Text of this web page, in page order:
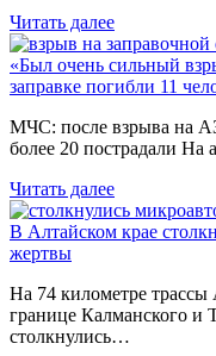
Читать далее
«Был очень сильный
заправке погибли 11
МЧС: после взрыва на
более 20 пострадали На
Читать далее
В Алтайском крае
жертвы
На 74 километре трассы
границе Калманского и
столкнулись…